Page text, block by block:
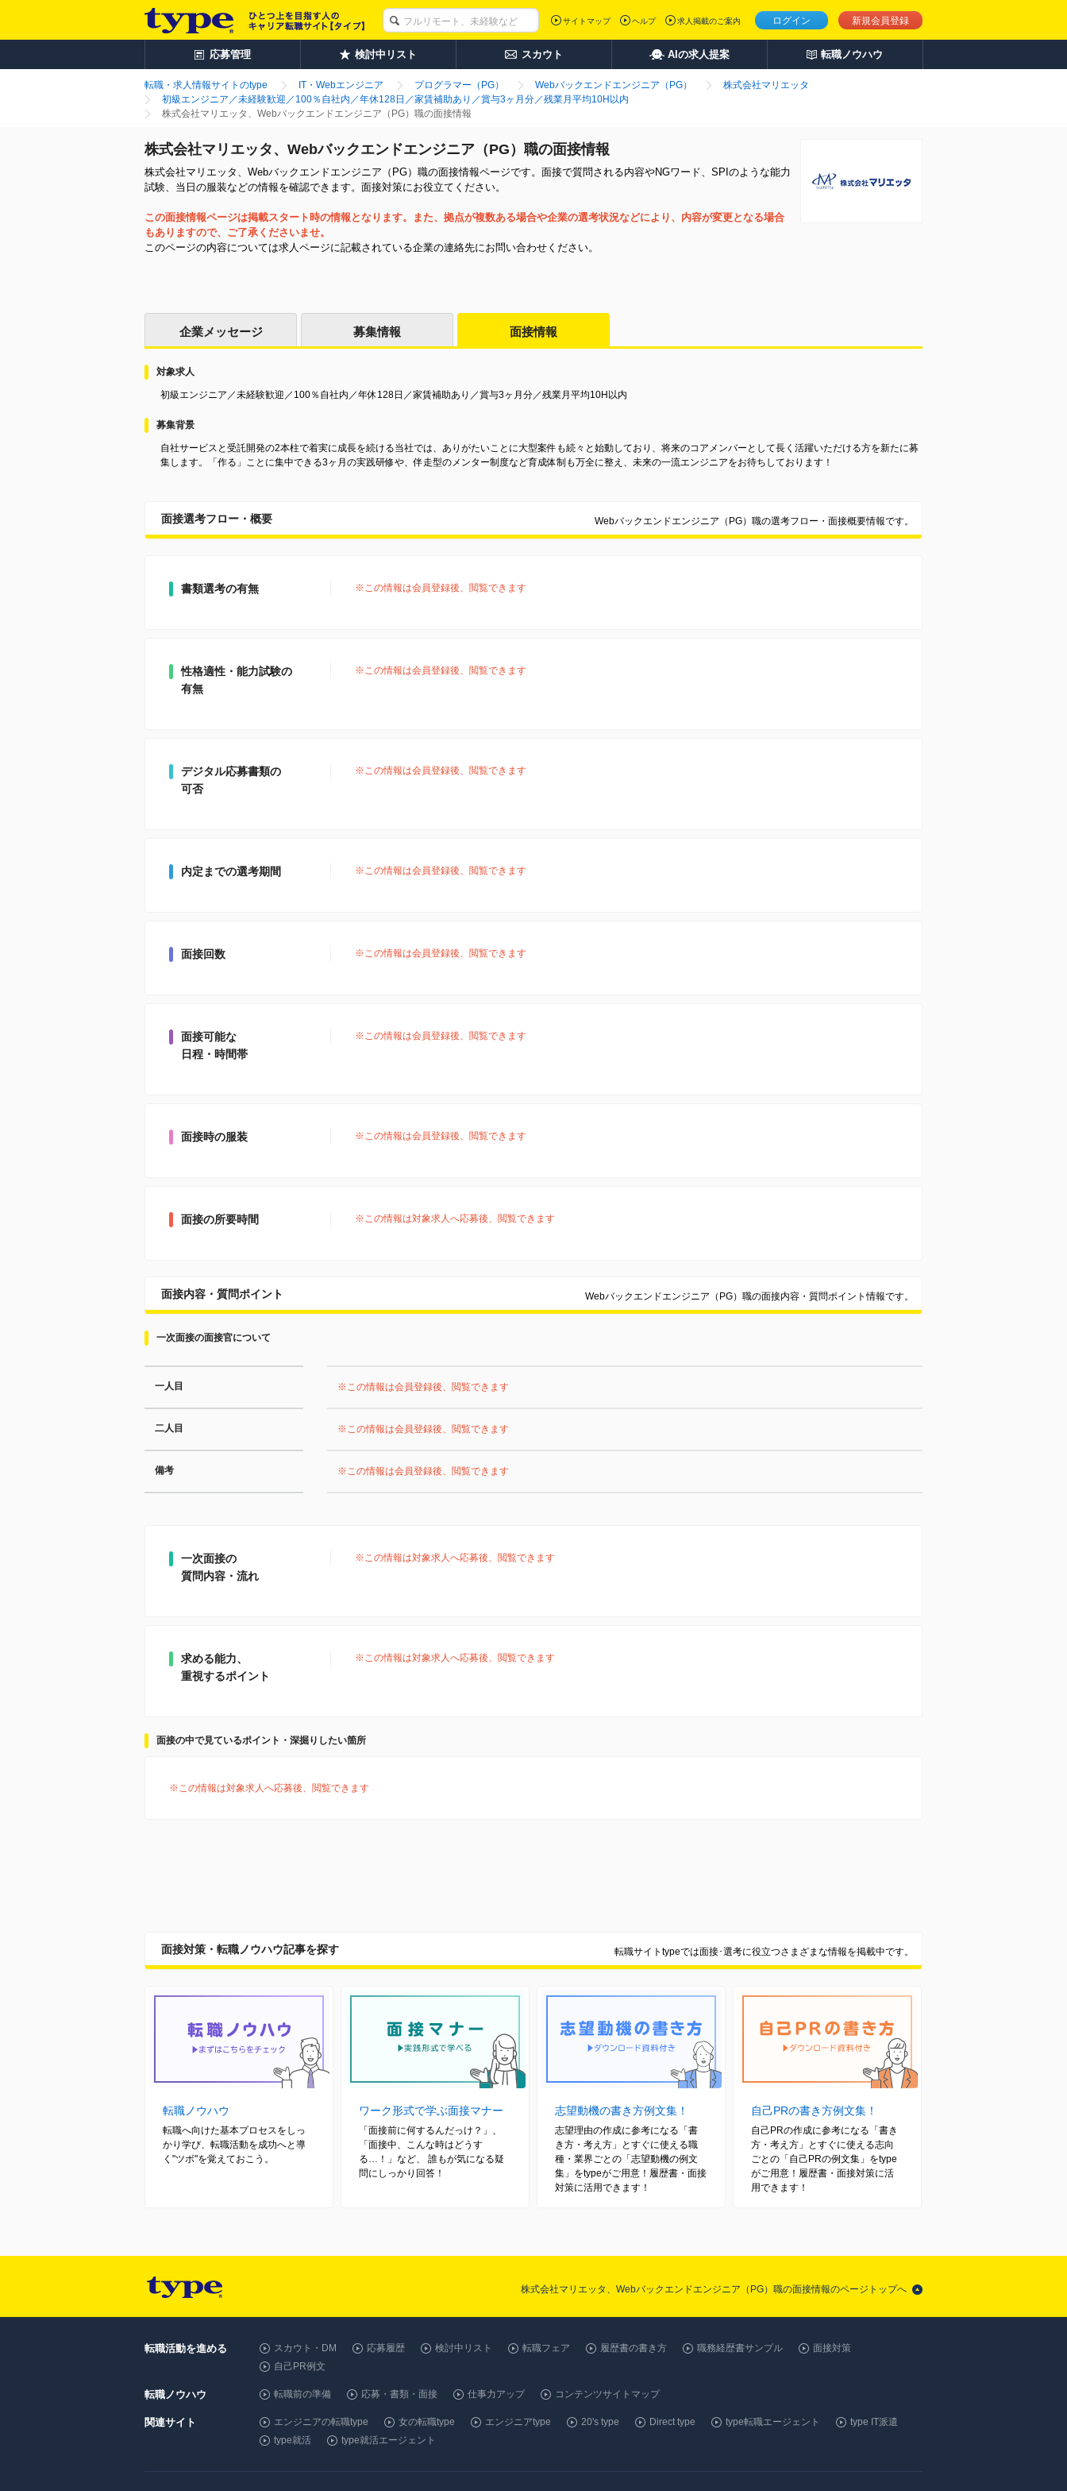
ログイン 新規会員登録
サイトマップ ヘルプ 求人掲載のご案内
応募管理 検討中リスト スカウト AIの求人提案 転職ノウハウ
転職・求人情報サイトのtype IT・Webエンジニア プログラマー（PG） Webバックエンドエンジニア（PG）
株式会社マリエッタ
初級エンジニア／未経験歓迎／100％自社内／年休128日／家賃補助あり／賞与3ヶ月分／残業月平均10H以内
株式会社マリエッタ、Webバックエンドエンジニア（PG）職の面接情報
株式会社マリエッタ、Webバックエンドエンジニア（PG）職の面接情報
株式会社マリエッタ、Webバックエンドエンジニア（PG）職の面接情報ページです。面接で質問される内容やNGワード、SPIのような能力
試験、当日の服装などの情報を確認できます。面接対策にお役立てください。
この面接情報ページは掲載スタート時の情報となります。また、拠点が複数ある場合や企業の選考状況などにより、内容が変更となる場合
もありますので、ご了承くださいませ。
このページの内容については求人ページに記載されている企業の連絡先にお問い合わせください。
企業メッセージ 募集情報 面接情報
対象求人
初級エンジニア／未経験歓迎／100％自社内／年休128日／家賃補助あり／賞与3ヶ月分／残業月平均10H以内
募集背景
自社サービスと受託開発の2本柱で着実に成長を続ける当社では、ありがたいことに大型案件も続々と始動しており、将来のコアメンバーとして長く活躍いただける方を新たに募
集します。「作る」ことに集中できる3ヶ月の実践研修や、伴走型のメンター制度など育成体制も万全に整え、未来の一流エンジニアをお待ちしております！
面接選考フロー・概要 Webバックエンドエンジニア（PG）職の選考フロー・面接概要情報です。
書類選考の有無 ※この情報は会員登録後、閲覧できます
性格適性・能力試験の
有無
※この情報は会員登録後、閲覧できます
デジタル応募書類の
可否
※この情報は会員登録後、閲覧できます
内定までの選考期間 ※この情報は会員登録後、閲覧できます
面接回数 ※この情報は会員登録後、閲覧できます
面接可能な
日程・時間帯
※この情報は会員登録後、閲覧できます
面接時の服装 ※この情報は会員登録後、閲覧できます
面接の所要時間 ※この情報は対象求人へ応募後、閲覧できます
面接内容・質問ポイント Webバックエンドエンジニア（PG）職の面接内容・質問ポイント情報です。
一次面接の面接官について
一人目 ※この情報は会員登録後、閲覧できます
二人目 ※この情報は会員登録後、閲覧できます
備考 ※この情報は会員登録後、閲覧できます
一次面接の
質問内容・流れ
※この情報は対象求人へ応募後、閲覧できます
求める能力、
重視するポイント
※この情報は対象求人へ応募後、閲覧できます
面接の中で見ているポイント・深掘りしたい箇所
※この情報は対象求人へ応募後、閲覧できます
面接対策・転職ノウハウ記事を探す 転職サイトtypeでは面接･選考に役立つさまざまな情報を掲載中です。
転職ノウハウ
転職へ向けた基本プロセスをしっ
かり学び、転職活動を成功へと導
く"ツボ"を覚えておこう。
ワーク形式で学ぶ面接マナー
「面接前に何するんだっけ？」、
「面接中、こんな時はどうす
る…！」など、 誰もが気になる疑
問にしっかり回答！
志望動機の書き方例文集！
志望理由の作成に参考になる「書
き方・考え方」とすぐに使える職
種・業界ごとの「志望動機の例文
集」をtypeがご用意！履歴書・面接
対策に活用できます！
自己PRの書き方例文集！
自己PRの作成に参考になる「書き
方・考え方」とすぐに使える志向
ごとの「自己PRの例文集」をtype
がご用意！履歴書・面接対策に活
用できます！
株式会社マリエッタ、Webバックエンドエンジニア（PG）職の面接情報のページトップへ
転職活動を進める スカウト・DM 応募履歴 検討中リスト 転職フェア 履歴書の書き方 職務経歴書サンプル
面接対策
自己PR例文
転職ノウハウ 転職前の準備 応募・書類・面接 仕事力アップ コンテンツサイトマップ
関連サイト エンジニアの転職type 女の転職type エンジニアtype 20's type Direct type type転職エージェント
type IT派遣
type就活
type就活エージェント